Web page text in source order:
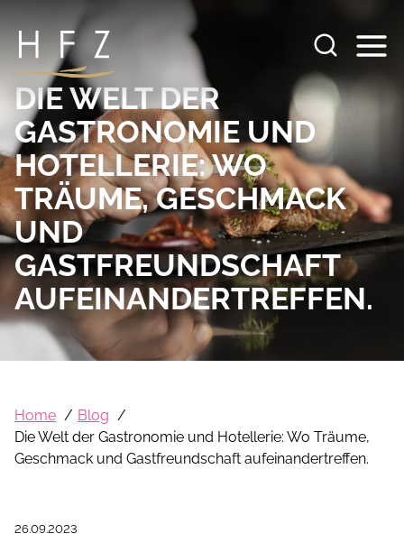
Inhalt
DIE WELT DER
GASTRONOMIE UND
HOTELLERIE: WO
TRÄUME, GESCHMACK
UND
GASTFREUNDSCHAFT
AUFEINANDERTREFFEN.
Home
Blog
Die Welt der Gastronomie und Hotellerie: Wo Träume,
Geschmack und Gastfreundschaft aufeinandertreffen.
26.09.2023